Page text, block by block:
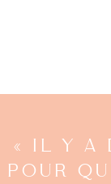
« IL Y A
POUR